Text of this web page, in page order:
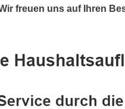
freuen uns auf Ihren